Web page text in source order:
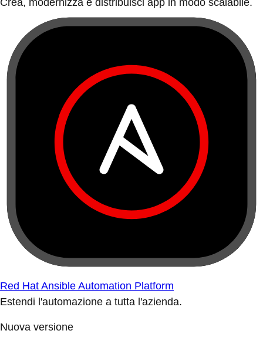
Crea, modernizza e distribuisci app in modo scalabile.
Red Hat Ansible Automation Platform
Estendi l'automazione a tutta l'azienda.
Nuova versione